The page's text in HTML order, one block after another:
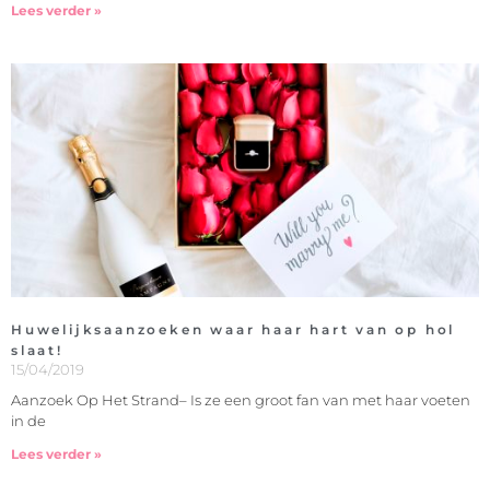
Lees verder »
Huwelijksaanzoeken waar haar hart van op hol
slaat!
15/04/2019
Aanzoek Op Het Strand– Is ze een groot fan van met haar voeten
in de
Lees verder »